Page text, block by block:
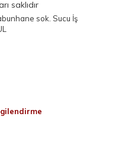
saklıdır
sok. Sucu İş